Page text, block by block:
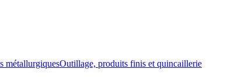
métallurgiquesOutillage, produits finis et quincaillerie